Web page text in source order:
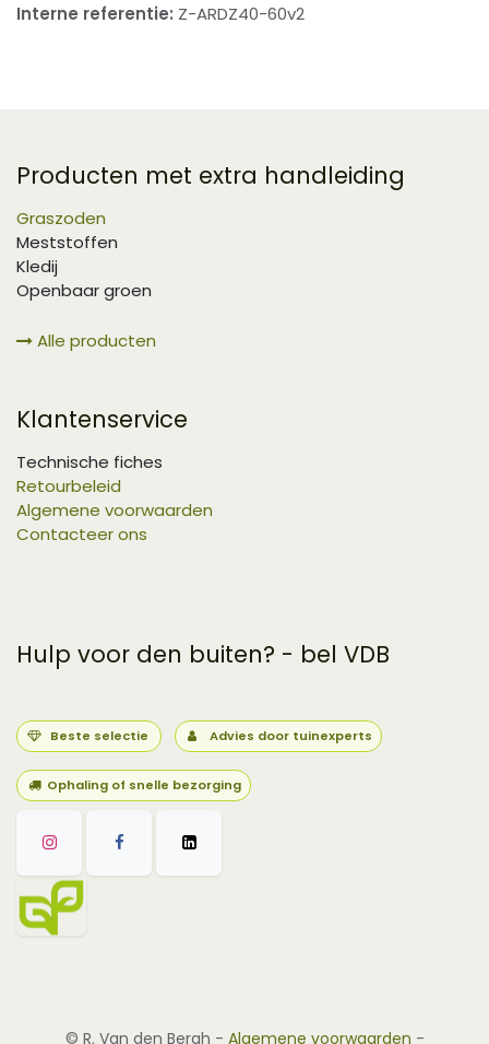
Interne referentie: Z-ARDZ40-60v2
Producten met extra handleiding
Graszoden
Meststoffen
Kledij
Openbaar groen
Alle producten
Klantenservice
Technische fiches
Retourbeleid
Algemene voorwaarden
Contacteer ons
Hulp voor den buiten? - bel VDB
Beste selectie Advies door tuinexperts
Ophaling of snelle bezorging
© R. Van den Bergh - Algemene voorwaarden -